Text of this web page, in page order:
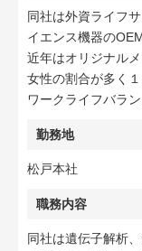
同社は外資ライフ
イエンス機器の
近年はオリジナル
女性の割合が多く
ワークライフバラ
勤務地
松戸本社
職務内容
同社は遺伝子解析